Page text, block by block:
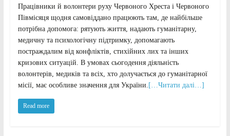
Працівники й волонтери руху Червоного Хреста і Червоного
Півмісяця щодня самовіддано працюють там, де найбільше
потрібна допомога: рятують життя, надають гуманітарну,
медичну та психологічну підтримку, допомагають
постраждалим від конфліктів, стихійних лих та інших
кризових ситуацій. В умовах сьогодення діяльність
волонтерів, медиків та всіх, хто долучається до гуманітарної
місії, має особливе значення для України. […Читати далі…]
Read more